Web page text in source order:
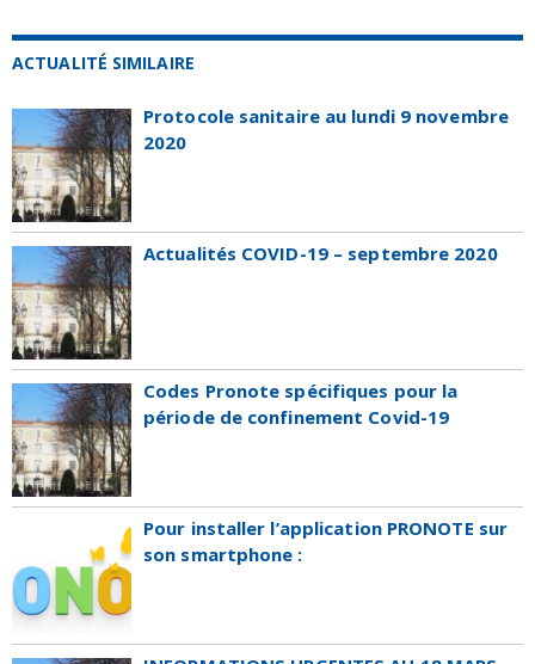
ACTUALITÉ SIMILAIRE
Protocole sanitaire au lundi 9 novembre
2020
Actualités COVID-19 – septembre 2020
Codes Pronote spécifiques pour la
période de confinement Covid-19
Pour installer l’application PRONOTE sur
son smartphone :